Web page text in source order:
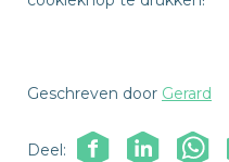
Geschreven door Gerard
Deel: